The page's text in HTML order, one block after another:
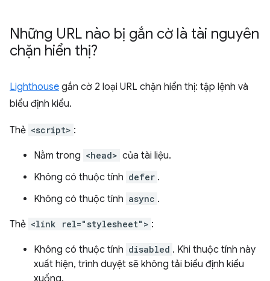
Những URL nào bị gắn cờ là tài nguyên
chặn hiển thị?
Lighthouse gắn cờ 2 loại URL chặn hiển thị: tập lệnh và
biểu định kiểu.
Thẻ <script> :
Nằm trong <head> của tài liệu.
Không có thuộc tính defer .
Không có thuộc tính async .
Thẻ <link rel="stylesheet"> :
Không có thuộc tính disabled . Khi thuộc tính này
xuất hiện, trình duyệt sẽ không tải biểu định kiểu
xuống.